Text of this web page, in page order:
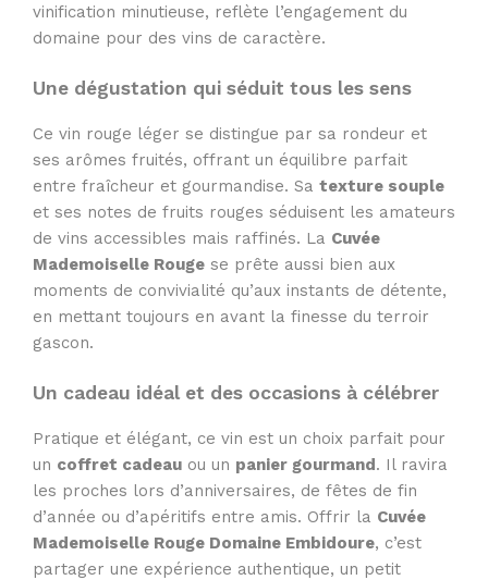
vinification minutieuse, reflète l’engagement du
domaine pour des vins de caractère.
Une dégustation qui séduit tous les sens
Ce vin rouge léger se distingue par sa rondeur et
ses arômes fruités, offrant un équilibre parfait
entre fraîcheur et gourmandise. Sa texture souple
et ses notes de fruits rouges séduisent les amateurs
de vins accessibles mais raffinés. La Cuvée
Mademoiselle Rouge se prête aussi bien aux
moments de convivialité qu’aux instants de détente,
en mettant toujours en avant la finesse du terroir
gascon.
Un cadeau idéal et des occasions à célébrer
Pratique et élégant, ce vin est un choix parfait pour
un coffret cadeau ou un panier gourmand. Il ravira
les proches lors d’anniversaires, de fêtes de fin
d’année ou d’apéritifs entre amis. Offrir la Cuvée
Mademoiselle Rouge Domaine Embidoure, c’est
partager une expérience authentique, un petit